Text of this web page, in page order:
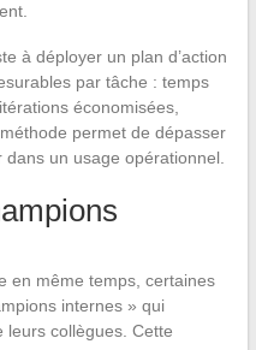
à déployer un plan d’action
par tâche : temps
économisées,
permet de dépasser
un usage opérationnel.
en même temps, certaines
internes » qui
leurs collègues. Cette